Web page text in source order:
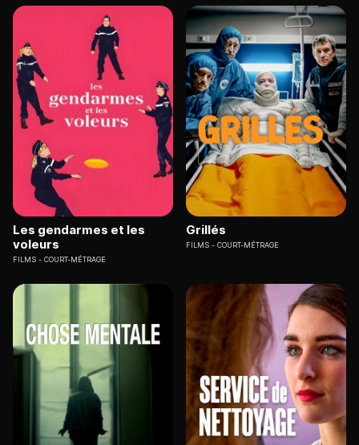
Les gendarmes et les
voleurs
FILMS COURT-MÉTRAGE
Grillés
FILMS COURT-MÉTRAGE